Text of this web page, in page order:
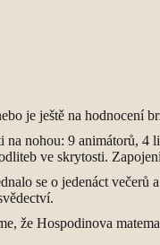
je ještě na hodnocení
nohou: 9 animátorů,
ve skrytosti.
se o jedenáct
že Hospodinova